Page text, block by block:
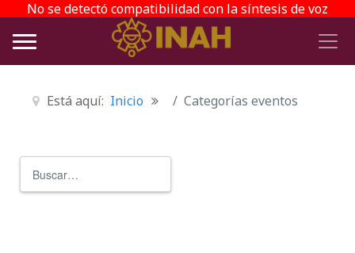
No se detectó compatibilidad con la síntesis de voz
Está aquí: Inicio Categorías eventos